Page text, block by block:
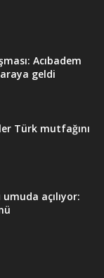
Acıbadem
geldi
Türk mutfağını
açılıyor: